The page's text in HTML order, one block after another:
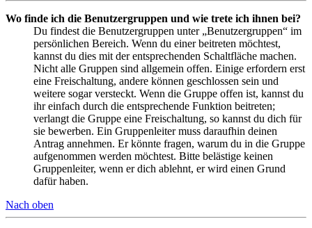
Wo finde ich die Benutzergruppen und wie trete ich ihnen bei?
Du findest die Benutzergruppen unter „Benutzergruppen“ im
persönlichen Bereich. Wenn du einer beitreten möchtest,
kannst du dies mit der entsprechenden Schaltfläche machen.
Nicht alle Gruppen sind allgemein offen. Einige erfordern erst
eine Freischaltung, andere können geschlossen sein und
weitere sogar versteckt. Wenn die Gruppe offen ist, kannst du
ihr einfach durch die entsprechende Funktion beitreten;
verlangt die Gruppe eine Freischaltung, so kannst du dich für
sie bewerben. Ein Gruppenleiter muss daraufhin deinen
Antrag annehmen. Er könnte fragen, warum du in die Gruppe
aufgenommen werden möchtest. Bitte belästige keinen
Gruppenleiter, wenn er dich ablehnt, er wird einen Grund
dafür haben.
Nach oben